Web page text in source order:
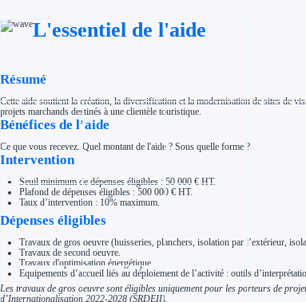
Aides Urssaf
Prêts publics
Par financeur
Aides par organisme financeur
Tous les financeurs
Trouvez des idées de dépenses éligibles
Quelles aides pour votre secteur ?
Ouvrage
Aides Région Auvergne-Rhône-Alpes
Aides Région Bourgogne-Franche-
Aides Région Centre-Val de Loire
Aides Région Corse
Aides Région Grand-Est
L'essentiel de l'aide
Résumé
Cette aide soutient la création, la diversification et la modernisation de sites de
projets marchands destinés à une clientèle touristique.
Bénéfices de l’aide
Ce que vous recevez. Quel montant de l'aide ? Sous quelle forme ?
Intervention
Seuil minimum de dépenses éligibles : 50 000 € HT.
Plafond de dépenses éligibles : 500 000 € HT.
Taux d’intervention : 10% maximum.
Dépenses éligibles
Travaux de gros oeuvre (huisseries, planchers, isolation par l’extérieur,
Travaux de second oeuvre.
Travaux d'optimisation énergétique.
Equipements d’accueil liés au déploiement de l’activité : outils
Les travaux de gros oeuvre sont éligibles uniquement pour les porteurs de
d’Internationalisation 2022-2028 (SRDEII).